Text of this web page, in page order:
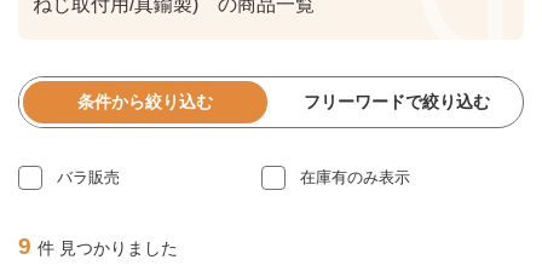
ねじ取付用/真鍮製) の商品一覧
条件から絞り込む フリーワードで絞り込む
バラ販売 在庫有のみ表示
9 件 見つかりました